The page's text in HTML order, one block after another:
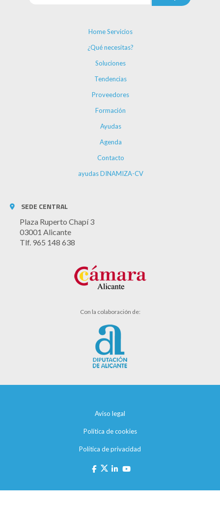
Home Servicios
¿Qué necesitas?
Soluciones
Tendencias
Proveedores
Formación
Ayudas
Agenda
Contacto
ayudas DINAMIZA-CV
SEDE CENTRAL
Plaza Ruperto Chapí 3
03001 Alicante
Tlf. 965 148 638
Con la colaboración de:
Aviso legal
Política de cookies
Política de privacidad